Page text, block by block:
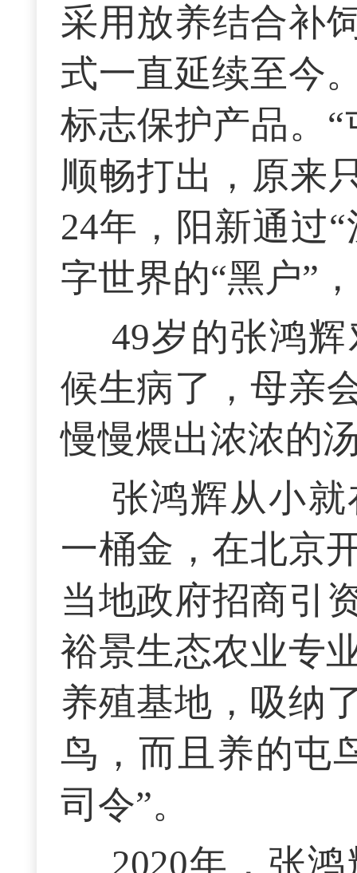
采用放养结合补
式一直延续至今
标志保护产品。
顺畅打出，原来
24年，阳新通过
字世界的“黑户”
49岁的张鸿
候生病了，母亲
慢慢煨出浓浓的
张鸿辉从小
一桶金，在北京
当地政府招商引
裕景生态农业专
养殖基地，吸纳
鸟，而且养的屯
司令”。
2020年，张